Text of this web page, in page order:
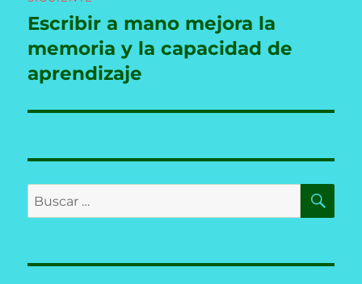
Entrada
siguiente:
Escribir a mano mejora la
memoria y la capacidad de
aprendizaje
Buscar
por: